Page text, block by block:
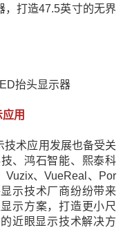
，打造47.5英寸的无界
抬头显示器
用
技术应用发展也备受关
、鸿石智能、熙泰科
Vuzix、VueReal、Por
示技术厂商纷纷带来
示方案，打造更小尺
近眼显示技术解决方